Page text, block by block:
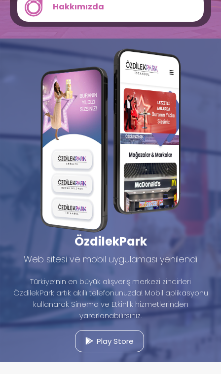
Hakkımızda
ÖzdilekPark
Web sitesi ve mobil uygulaması yenilendi
Türkiye’nin en büyük alışveriş merkezi zincirleri
ÖzdilekPark artık akıllı telefonunuzda! Mobil aplikasyonu
kullanarak Sinema ve Etkinlik hizmetlerinden
yararlanabilirsiniz.
Play Store